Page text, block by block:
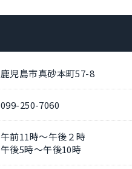
鹿児島市真砂本町57-8
099-250-7060
午前11時～午後２時
午後5時～午後10時